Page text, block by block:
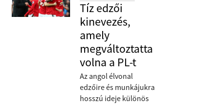
Tíz edzői
kinevezés,
amely
megváltoztatta
volna a PL-t
Az angol élvonal
edzőire és munkájukra
hosszú ideje különös